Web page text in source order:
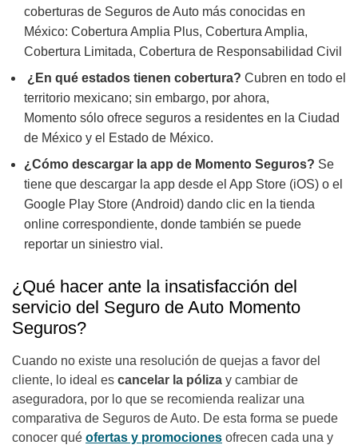
coberturas de Seguros de Auto más conocidas en
México: Cobertura Amplia Plus, Cobertura Amplia,
Cobertura Limitada, Cobertura de Responsabilidad Civil
¿En qué estados tienen cobertura? Cubren en todo el
territorio mexicano; sin embargo, por ahora,
Momento sólo ofrece seguros a residentes en la Ciudad
de México y el Estado de México.
¿Cómo descargar la app de Momento Seguros? Se
tiene que descargar la app desde el App Store (iOS) o el
Google Play Store (Android) dando clic en la tienda
online correspondiente, donde también se puede
reportar un siniestro vial.
¿Qué hacer ante la insatisfacción del
servicio del Seguro de Auto Momento
Seguros?
Cuando no existe una resolución de quejas a favor del
cliente, lo ideal es cancelar la póliza y cambiar de
aseguradora, por lo que se recomienda realizar una
comparativa de Seguros de Auto. De esta forma se puede
conocer qué ofertas y promociones ofrecen cada una y